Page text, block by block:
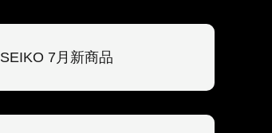
SEIKO 7月新商品